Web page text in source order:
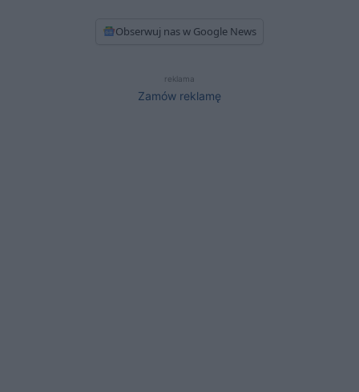
Obserwuj nas w Google News
reklama
Zamów reklamę